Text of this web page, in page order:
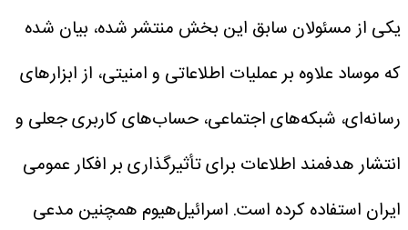
یکی از مسئولان سابق این بخش منتشر شده، بیان شده
که موساد علاوه بر عملیات اطلاعاتی و امنیتی، از ابزارهای
رسانه‌ای، شبکه‌های اجتماعی، حساب‌های کاربری جعلی و
انتشار هدفمند اطلاعات برای تأثیرگذاری بر افکار عمومی
ایران استفاده کرده است. اسرائیل‌هیوم همچنین مدعی